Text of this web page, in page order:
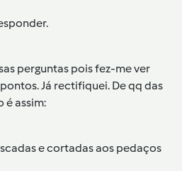
perguntas pois fez-me ver
Já rectifiquei. De qq das
é assim:
e cortadas aos pedaços